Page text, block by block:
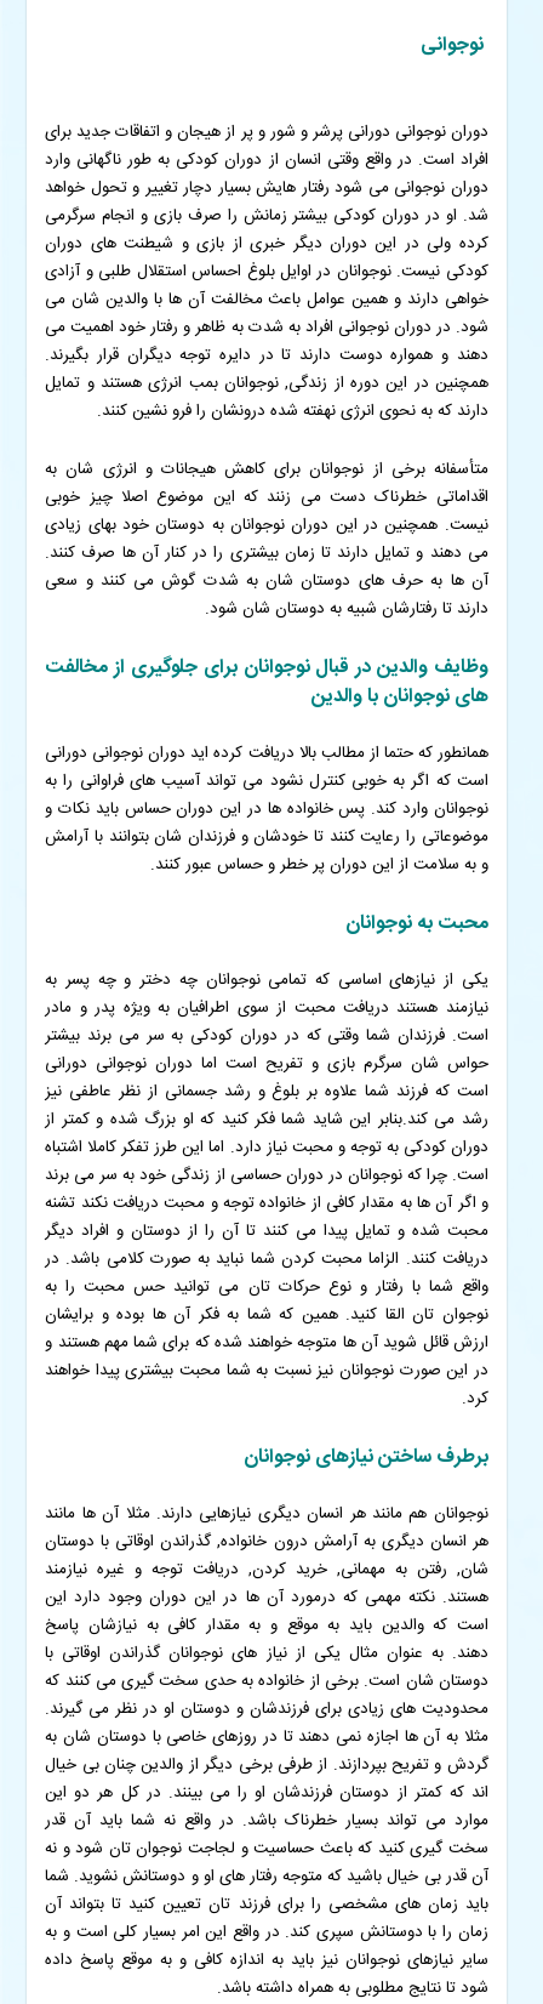
نوجوانی
دوران نوجوانی دورانی پرشر و شور و پر از هیجان و اتفاقات جدید برای
افراد است. در واقع وقتی انسان از دوران کودکی به طور ناگهانی وارد
دوران نوجوانی می شود رفتار هایش بسیار دچار تغییر و تحول خواهد
شد. او در دوران کودکی بیشتر زمانش را صرف بازی و انجام سرگرمی
کرده ولی در این دوران دیگر خبری از بازی و شیطنت های دوران
کودکی نیست.نوجوانان در اوایل بلوغ احساس استقلال طلبی و آزادی
خواهی دارند و همین عوامل باعث مخالفت آن ها با والدین شان می
شود. در دوران نوجوانی افراد به شدت به ظاهر و رفتار خود اهمیت می
دهند و همواره دوست دارند تا در دایره توجه دیگران قرار بگیرند.
همچنین در این دوره از زندگی, نوجوانان بمب انرژی هستند و تمایل
دارند که به نحوی انرژی نهفته شده درونشان را فرو نشین کنند.
متأسفانه برخی از نوجوانان برای کاهش هیجانات و انرژی شان به
اقداماتی خطرناک دست می زنند که این موضوع اصلا چیز خوبی
نیست. همچنین در این دوران نوجوانان به دوستان خود بهای زیادی
می دهند و تمایل دارند تا زمان بیشتری را در کنار آن ها صرف کنند.
آن ها به حرف های دوستان شان به شدت گوش می کنند و سعی
دارند تا رفتارشان شبیه به دوستان شان شود.
وظایف والدین در قبال نوجوانان برای جلوگیری از مخالفت
های نوجوانان با والدین
همانطور که حتما از مطالب بالا دریافت کرده اید دوران نوجوانی دورانی
است که اگر به خوبی کنترل نشود می تواند آسیب های فراوانی را به
نوجوانان وارد کند. پس خانواده ها در این دوران حساس باید نکات و
موضوعاتی را رعایت کنند تا خودشان و فرزندان شان بتوانند با آرامش
و به سلامت از این دوران پر خطر و حساس عبور کنند.
محبت به نوجوانان
یکی از نیازهای اساسی که تمامی نوجوانان چه دختر و چه پسر به
نیازمند هستند دریافت محبت از سوی اطرافیان به ویژه پدر و مادر
است. فرزندان شما وقتی که در دوران کودکی به سر می برند بیشتر
حواس شان سرگرم بازی و تفریح است اما دوران نوجوانی دورانی
است که فرزند شما علاوه بر بلوغ و رشد جسمانی از نظر عاطفی نیز
رشد می کند.بنابر این شاید شما فکر کنید که او بزرگ شده و کمتر از
دوران کودکی به توجه و محبت نیاز دارد. اما این طرز تفکر کاملا اشتباه
است. چرا که نوجوانان در دوران حساسی از زندگی خود به سر می برند
و اگر آن ها به مقدار کافی از خانواده توجه و محبت دریافت نکند تشنه
محبت شده و تمایل پیدا می کنند تا آن را از دوستان و افراد دیگر
دریافت کنند. الزاما محبت کردن شما نباید به صورت کلامی باشد. در
واقع شما با رفتار و نوع حرکات تان می توانید حس محبت را به
نوجوان تان القا کنید. همین که شما به فکر آن ها بوده و برایشان
ارزش قائل شوید آن ها متوجه خواهند شده که برای شما مهم هستند و
در این صورت نوجوانان نیز نسبت به شما محبت بیشتری پیدا خواهند
کرد.
برطرف ساختن نیازهای نوجوانان
نوجوانان هم مانند هر انسان دیگری نیازهایی دارند. مثلا آن ها مانند
هر انسان دیگری به آرامش درون خانواده, گذراندن اوقاتی با دوستان
شان, رفتن به مهمانی, خرید کردن, دریافت توجه و غیره نیازمند
هستند. نکته مهمی که درمورد آن ها در این دوران وجود دارد این
است که والدین باید به موقع و به مقدار کافی به نیازشان پاسخ
دهند.به عنوان مثال یکی از نیاز های نوجوانان گذراندن اوقاتی با
دوستان شان است. برخی از خانواده به حدی سخت گیری می کنند که
محدودیت های زیادی برای فرزندشان و دوستان او در نظر می گیرند.
مثلا به آن ها اجازه نمی دهند تا در روزهای خاصی با دوستان شان به
گردش و تفریح بپردازند. از طرفی برخی دیگر از والدین چنان بی خیال
اند که کمتر از دوستان فرزندشان او را می بینند. در کل هر دو این
موارد می تواند بسیار خطرناک باشد. در واقع نه شما باید آن قدر
سخت گیری کنید که باعث حساسیت و لجاجت نوجوان تان شود و نه
آن قدر بی خیال باشید که متوجه رفتار های او و دوستانش نشوید. شما
باید زمان های مشخصی را برای فرزند تان تعیین کنید تا بتواند آن
زمان را با دوستانش سپری کند. در واقع این امر بسیار کلی است و به
سایر نیازهای نوجوانان نیز باید به اندازه کافی و به موقع پاسخ داده
شود تا نتایج مطلوبی به همراه داشته باشد.